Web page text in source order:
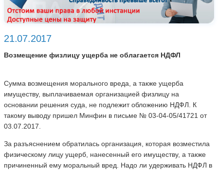
21.07.2017
Возмещение физлицу ущерба не облагается НДФЛ
Сумма возмещения морального вреда, а также ущерба
имуществу, выплачиваемая организацией физлицу на
основании решения суда, не подлежит обложению НДФЛ. К
такому выводу пришел Минфин в письме № 03-04-05/41721 от
03.07.2017.
За разъяснением обратилась организация, которая возместила
физическому лицу ущерб, нанесенный его имуществу, а также
причиненный ему моральный вред. Надо ли удерживать НДФЛ в